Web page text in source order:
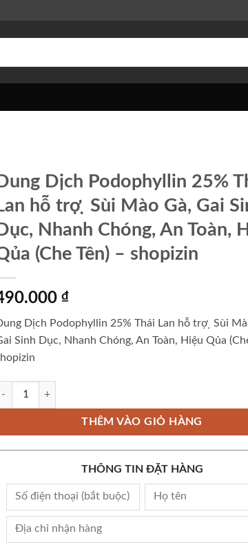
Dịch Podophyllin 25%
hỗ trợ ̣ Sùi Mào Gà, Gai
Nhanh Chóng, An Toàn,
(Che Tên) – shopizin
₫
Dịch Podophyllin 25% Thái Lan hỗ trợ ̣ Sùi
Sinh Dục, Nhanh Chóng, An Toàn, Hiệu Qủa
Dung Dịch Podophyllin 25% Thái Lan hỗ trợ ̣ Sùi Mào Gà,
THÊM VÀO GIỎ HÀNG
THÔNG TIN ĐẶT HÀNG